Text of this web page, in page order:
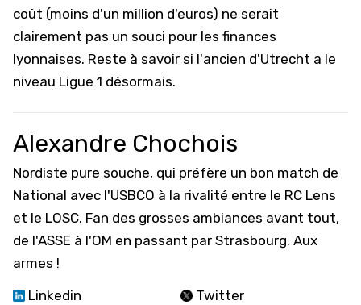
coût (moins d'un million d'euros) ne serait
clairement pas un souci pour les finances
lyonnaises. Reste à savoir si l'ancien d'Utrecht a le
niveau Ligue 1 désormais.
Alexandre Chochois
Nordiste pure souche, qui préfère un bon match de
National avec l'USBCO à la rivalité entre le RC Lens
et le LOSC. Fan des grosses ambiances avant tout,
de l'ASSE à l'OM en passant par Strasbourg. Aux
armes !
Linkedin
Twitter